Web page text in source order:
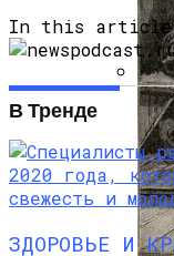
In this
В Тренде
ЗДОРОВЬЕ И